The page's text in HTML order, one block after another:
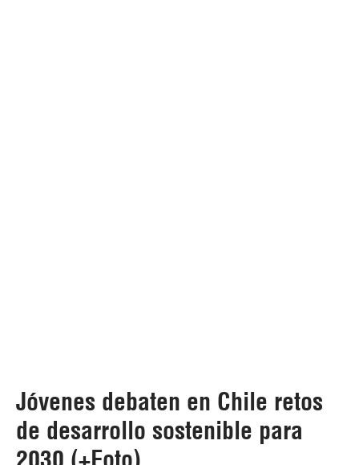
Jóvenes debaten en Chile retos
de desarrollo sostenible para